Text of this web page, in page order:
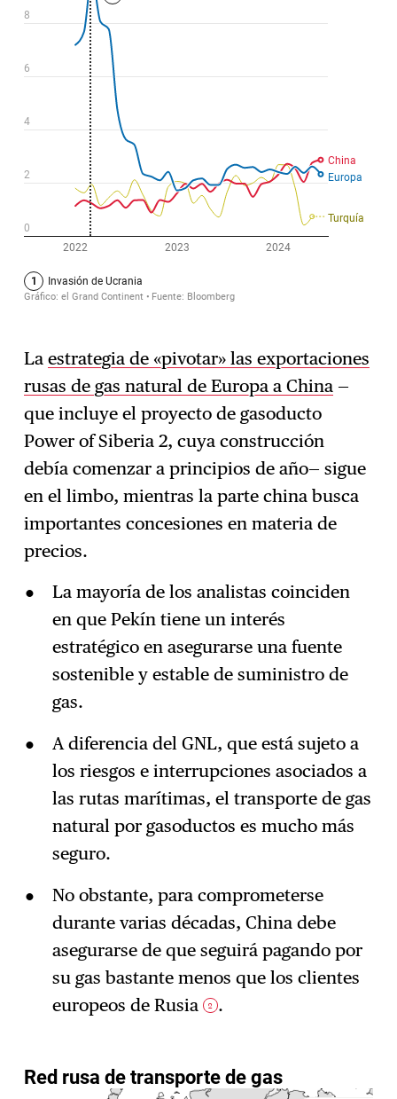
Laestrategia de «pivotar» las exportaciones
rusas de gas natural de Europa a China —
que incluye el proyecto de gasoducto
Power of Siberia 2, cuya construcción
debía comenzar a principios de año— sigue
en el limbo, mientras la parte china busca
importantes concesiones en materia de
precios.
La mayoría de los analistas coinciden
en que Pekín tiene un interés
estratégico en asegurarse una fuente
sostenible y estable de suministro de
gas.
A diferencia del GNL, que está sujeto a
los riesgos e interrupciones asociados a
las rutas marítimas, el transporte de gas
natural por gasoductos es mucho más
seguro.
No obstante, para comprometerse
durante varias décadas, China debe
asegurarse de que seguirá pagando por
su gas bastante menos que los clientes
europeos de Rusia
2 .